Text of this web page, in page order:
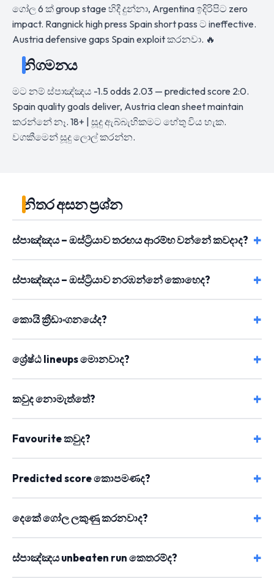
ගෝල 6 ක් group stage හිදී දුන්නා, Argentina ඉදිරිපිට zero
impact. Rangnick high press Spain short pass ට ineffective.
Austria defensive gaps Spain exploit කරනවා. 🔥
නිගමනය
මට නම් ස්පාඤ්ඤය -1.5 odds 2.03 — predicted score 2:0.
Spain quality goals deliver, Austria clean sheet maintain
කරන්නේ නෑ. 18+ | සූදු ඇබ්බැහිකමට හේතු විය හැක.
වගකීමෙන් සූදු ලොල් කරන්න.
නිතර අසන ප්‍රශ්න
ස්පාඤ්ඤය – ඔස්ට්‍රියාව තරඟය ආරම්භ වන්නේ කවදාද?
ස්පාඤ්ඤය – ඔස්ට්‍රියාව නරඹන්නේ කොහෙද?
කොයි ක්‍රීඩාංගනයේද?
ශ්‍රේෂ්ඨ lineups මොනවාද?
කවුද නොමැත්තේ?
Favourite කවුද?
Predicted score කොපමණද?
දෙකේ ගෝල ලකුණු කරනවාද?
ස්පාඤ්ඤය unbeaten run කෙතරම්ද?